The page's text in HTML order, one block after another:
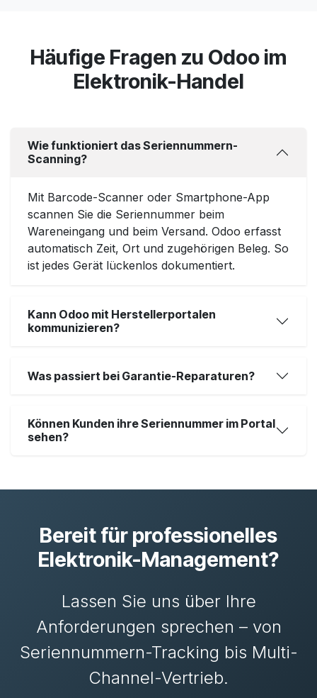
Häufige Fragen zu Odoo im
Elektronik-Handel
Wie funktioniert das Seriennummern-
Scanning?
Mit Barcode-Scanner oder Smartphone-App
scannen Sie die Seriennummer beim
Wareneingang und beim Versand. Odoo erfasst
automatisch Zeit, Ort und zugehörigen Beleg. So
ist jedes Gerät lückenlos dokumentiert.
Kann Odoo mit Herstellerportalen
kommunizieren?
Was passiert bei Garantie-Reparaturen?
Können Kunden ihre Seriennummer im Portal
sehen?
Bereit für professionelles
Elektronik-Management?
Lassen Sie uns über Ihre
Anforderungen sprechen – von
Seriennummern-Tracking bis Multi-
Channel-Vertrieb.